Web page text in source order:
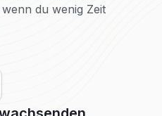
du wenig Zeit